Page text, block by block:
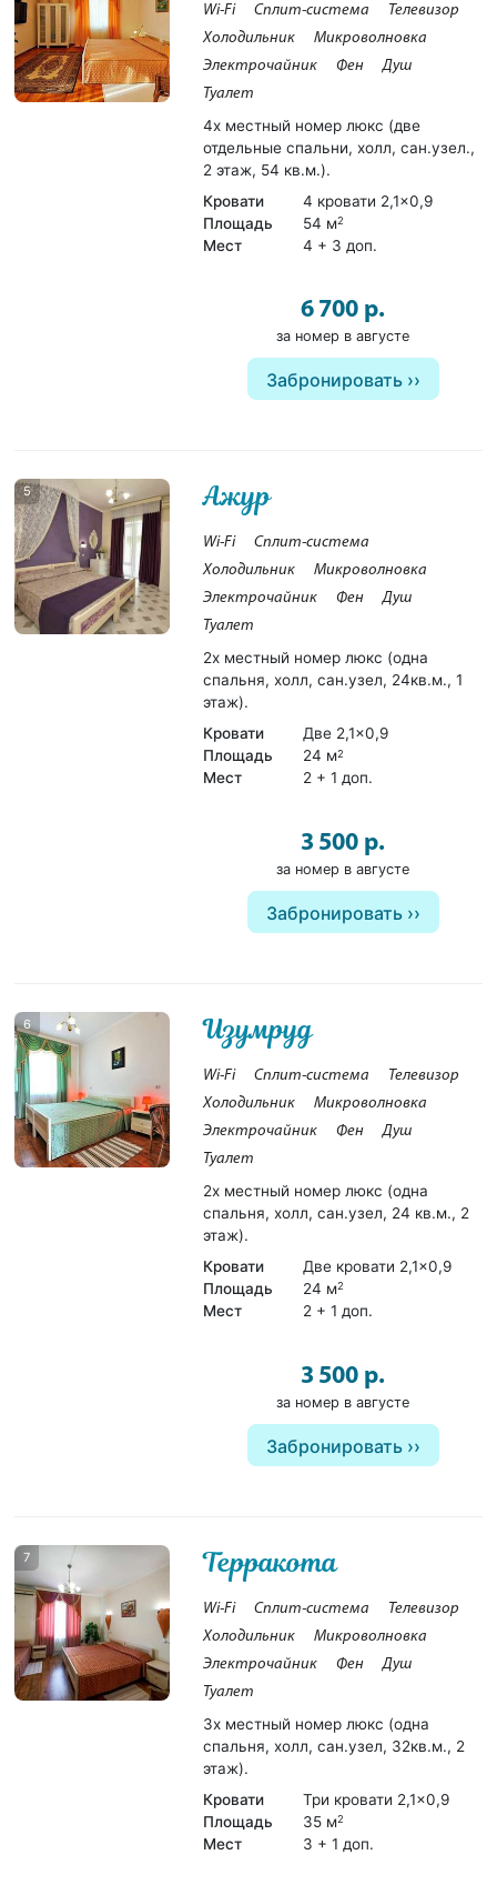
Wi-Fi Сплит-система
Телевизор
Холодильник
Микроволновка
Электрочайник
Фен
Душ
Туалет
4х местный номер люкс (две
отдельные спальни, холл, сан.узел.,
2 этаж, 54 кв.м.).
Кровати
4 кровати 2,1×0,9
Площадь
54 м2
Мест 4 + 3 доп.
6 700 р.
за номер в августе
Забронировать
5 Ажур
Wi-Fi
Сплит-система
Холодильник
Микроволновка
Электрочайник
Фен
Душ
Туалет
2х местный номер люкс (одна
спальня, холл, сан.узел, 24кв.м., 1
этаж).
Кровати
Две 2,1×0,9
Площадь
24 м2
Мест 2 + 1 доп.
3 500 р.
за номер в августе
Забронировать
6 Изумруд
Wi-Fi Сплит-система
Телевизор
Холодильник
Микроволновка
Электрочайник
Фен
Душ
Туалет
2х местный номер люкс (одна
спальня, холл, сан.узел, 24 кв.м., 2
этаж).
Кровати
Две кровати 2,1×0,9
Площадь
24 м2
Мест 2 + 1 доп.
3 500 р.
за номер в августе
Забронировать
7 Терракота
Wi-Fi Сплит-система
Телевизор
Холодильник
Микроволновка
Электрочайник
Фен
Душ
Туалет
3х местный номер люкс (одна
спальня, холл, сан.узел, 32кв.м., 2
этаж).
Кровати
Три кровати 2,1×0,9
Площадь
35 м2
Мест 3 + 1 доп.